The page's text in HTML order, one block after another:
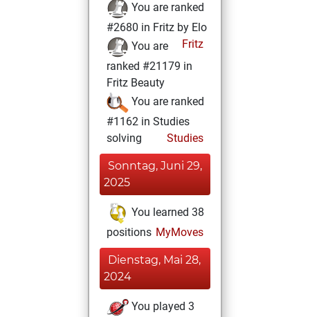
You are ranked
#2680 in Fritz by Elo
Fritz
You are
ranked #21179 in
Fritz Beauty
You are ranked
#1162 in Studies
solving
Studies
Sonntag, Juni 29,
2025
You learned 38
positions MyMoves
Dienstag, Mai 28,
2024
You played 3